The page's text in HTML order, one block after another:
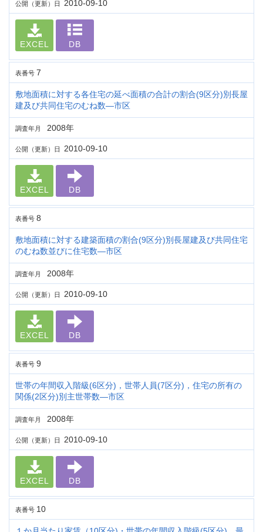
公開（更新）日 2010-09-10
EXCEL DB
表番号 7
敷地面積に対する各住宅の延べ面積の合計の割合(9区分)別長屋
建及び共同住宅のむね数―市区
調査年月 2008年
公開（更新）日 2010-09-10
EXCEL DB
表番号 8
敷地面積に対する建築面積の割合(9区分)別長屋建及び共同住宅
のむね数並びに住宅数―市区
調査年月 2008年
公開（更新）日 2010-09-10
EXCEL DB
表番号 9
世帯の年間収入階級(6区分)，世帯人員(7区分)，住宅の所有の
関係(2区分)別主世帯数―市区
調査年月 2008年
公開（更新）日 2010-09-10
EXCEL DB
表番号 10